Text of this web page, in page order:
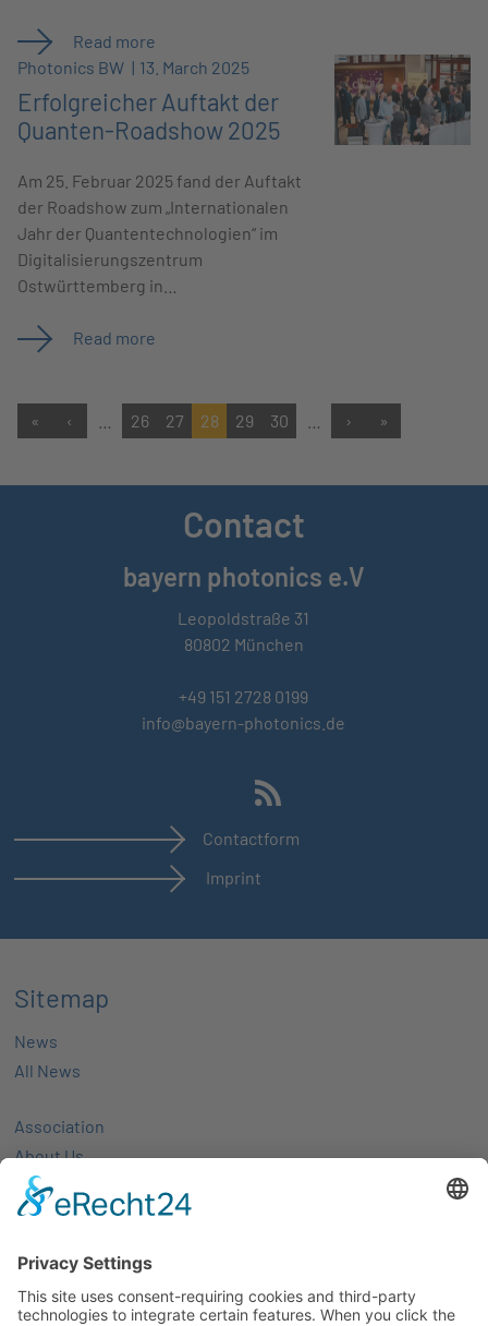
Read more
Photonics BW
13. March 2025
Erfolgreicher Auftakt der
Quanten-Roadshow 2025
Am 25. Februar 2025 fand der Auftakt
der Roadshow zum „Internationalen
Jahr der Quantentechnologien“ im
Digitalisierungszentrum
Ostwürttemberg in…
Read more
« ‹ 26 27 28 29 30 › »
Contact
bayern photonics e.V
Leopoldstraße 31
80802 München
+49 151 2728 0199
info@bayern-photonics.de
Contactform
Imprint
Sitemap
News
All News
Association
About Us
Activities
Members
Partner-networks